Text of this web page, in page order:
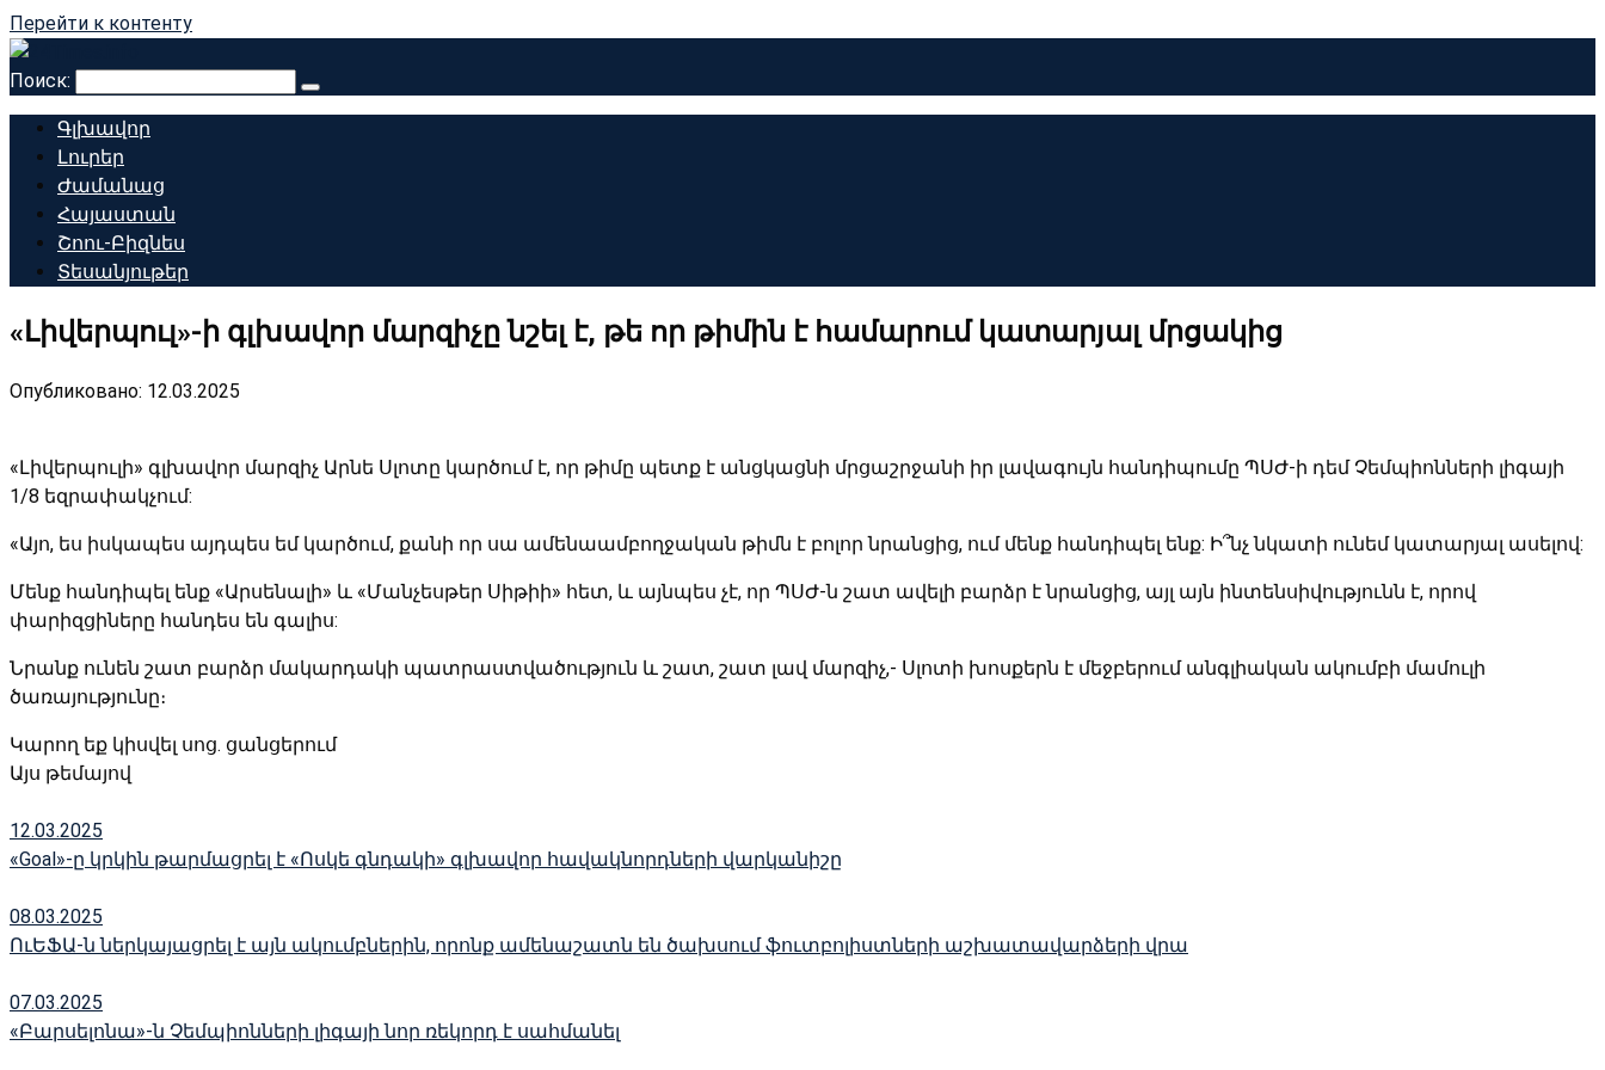
Перейти к контенту
Поиск:
Գլխավոր
Լուրեր
Ժամանաց
Հայաստան
Շոու-Բիզնես
Տեսանյութեր
«Լիվերպուլ»-ի գլխավոր մարզիչը նշել է, թե որ թիմին է համարում կատարյալ մրցակից
Опубликовано: 12.03.2025
«Լիվերպուլի» գլխավոր մարզիչ Արնե Սլոտը կարծում է, որ թիմը պետք է անցկացնի մրցաշրջանի իր լավագույն հանդիպումը ՊՍԺ-ի դեմ Չեմպիոնների լիգայի
1/8 եզրափակչում:
«Այո, ես իսկապես այդպես եմ կարծում, քանի որ սա ամենաամբողջական թիմն է բոլոր նրանցից, ում մենք հանդիպել ենք: Ի՞նչ նկատի ունեմ կատարյալ ասելով:
Մենք հանդիպել ենք «Արսենալի» և «Մանչեսթեր Սիթիի» հետ, և այնպես չէ, որ ՊՍԺ-ն շատ ավելի բարձր է նրանցից, այլ այն ինտենսիվությունն է, որով
փարիզցիները հանդես են գալիս:
Նրանք ունեն շատ բարձր մակարդակի պատրաստվածություն և շատ, շատ լավ մարզիչ,- Սլոտի խոսքերն է մեջբերում անգլիական ակումբի մամուլի
ծառայությունը։
Կարող եք կիսվել սոց․ ցանցերում
Այս թեմայով
12.03.2025
«Goal»-ը կրկին թարմացրել է «Ոսկե գնդակի» գլխավոր հավակնորդների վարկանիշը
08.03.2025
ՈւԵՖԱ-ն ներկայացրել է այն ակումբներին, որոնք ամենաշատն են ծախսում ֆուտբոլիստների աշխատավարձերի վրա
07.03.2025
«Բարսելոնա»-ն Չեմպիոնների լիգայի նոր ռեկորդ է սահմանել